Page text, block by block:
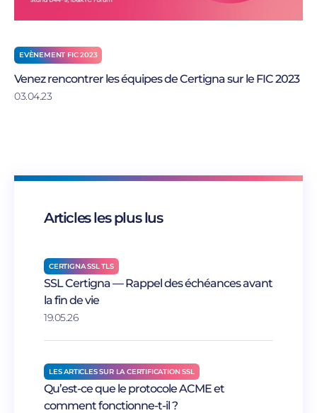
EVÈNEMENT FIC 2023
Venez rencontrer les équipes de Certigna sur le FIC 2023
03.04.23
Articles les plus lus
CERTIGNA SSL TLS
SSL Certigna — Rappel des échéances avant
la fin de vie
19.05.26
LES ARTICLES SUR LA CERTIFICATION SSL
Qu’est-ce que le protocole ACME et
comment fonctionne-t-il ?